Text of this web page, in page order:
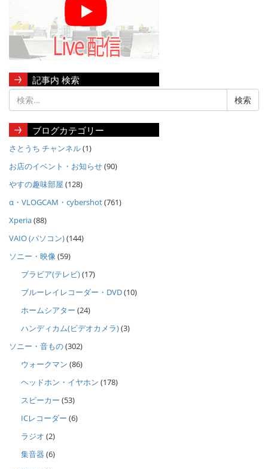
記事内 検索
ブログカテゴリー
さとうち チャンネル(1)
お店のイベント・お知らせ(90)
やすの趣味部屋 (128)
α・VLOGCAM・cybershot(761)
Xperia(88)
VAIO (パソコン)(144)
ソニー・映像(59)
ブラビア(テレビ)(17)
ブルーレイレコーダー・DVD(10)
ホームシアター (24)
ハンディカム(ビデオカメラ)(3)
ソニー・音もの(302)
ウォークマン (86)
ヘッドホン・イヤホン (178)
スピーカー (53)
ICレコーダー (6)
ラジオ (2)
集音器 (6)